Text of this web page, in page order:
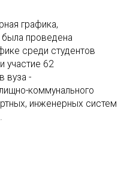
графика,
была проведена
среди студентов
участие 62
вуза -
коммунального
инженерных систем